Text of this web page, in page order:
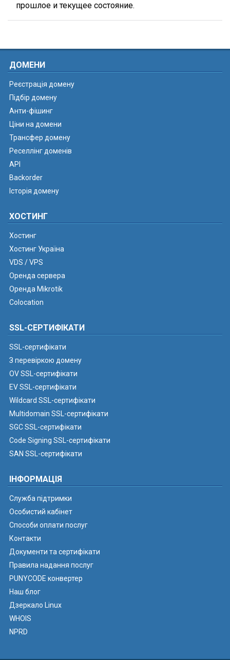
прошлое и текущее состояние.
ДОМЕНИ
Реєстрація домену
Підбір домену
Анти-фішинг
Ціни на домени
Трансфер домену
Реселлінг доменів
API
Backorder
Історія домену
ХОСТИНГ
Хостинг
Хостинг Україна
VDS / VPS
Оренда сервера
Оренда Mikrotik
Colocation
SSL-СЕРТИФІКАТИ
SSL-сертифікати
З перевіркою домену
OV SSL-сертифікати
EV SSL-сертифікати
Wildcard SSL-сертифікати
Multidomain SSL-сертифікати
SGC SSL-сертифікати
Code Signing SSL-сертифікати
SAN SSL-сертифікати
ІНФОРМАЦІЯ
Служба підтримки
Особистий кабінет
Способи оплати послуг
Контакти
Документи та сертифікати
Правила надання послуг
PUNYCODE конвертер
Наш блог
Дзеркало Linux
WHOIS
NPRD